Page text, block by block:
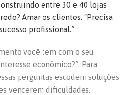
entre 30 e 40 lojas
Amar os clientes. “Precisa
profissional.”
você tem com o seu
econômico?”. Para
perguntas escodem soluções
vencerem dificuldades.